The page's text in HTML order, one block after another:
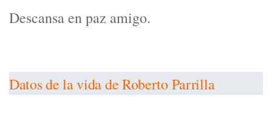
Descansa en paz amigo.
Datos de la vida de Roberto Parrilla